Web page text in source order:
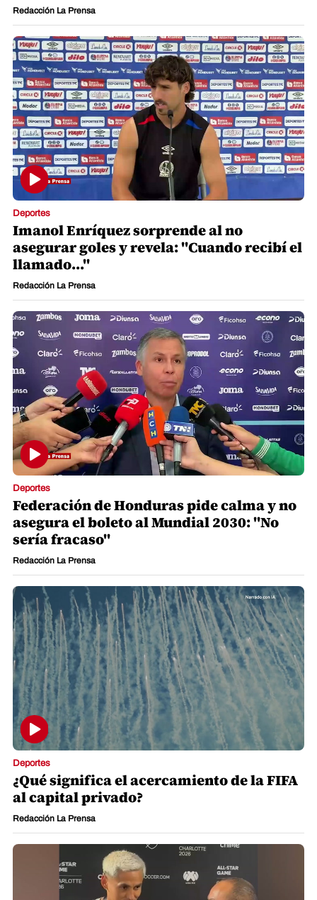
Redacción La Prensa
Deportes
Imanol Enríquez sorprende al no
asegurar goles y revela: "Cuando recibí el
llamado..."
Redacción La Prensa
Deportes
Federación de Honduras pide calma y no
asegura el boleto al Mundial 2030: "No
sería fracaso"
Redacción La Prensa
Deportes
¿Qué significa el acercamiento de la FIFA
al capital privado?
Redacción La Prensa